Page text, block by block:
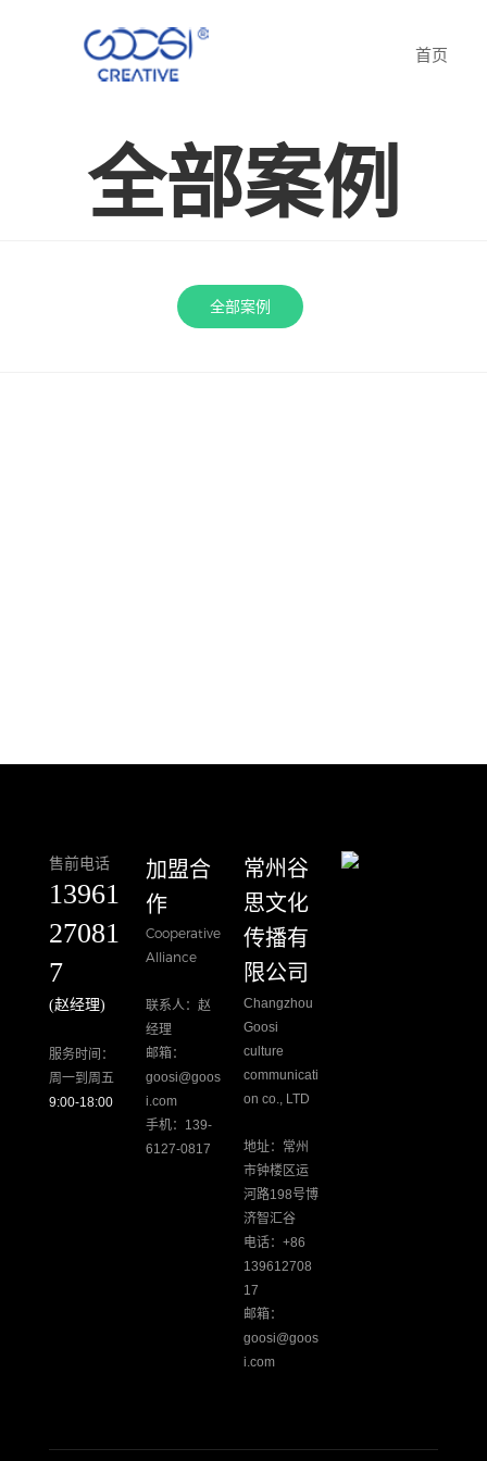
首页
全部案例
全部案例
售前电话
13961
27081
7
(赵经理)
服务时间：
周一到周五
9:00-18:00
加盟合
作
Cooperative
Alliance
联系人：赵
经理
邮箱：
goosi@goos
i.com
手机：139-
6127-0817
​常州谷
思文化
传播有
限公司
Changzhou
Goosi
culture
communicati
on co., LTD
地址：常州
市钟楼区运
河路198号博
济智汇谷
电话：+86
139612708
17
邮箱：
goosi@goos
i.com